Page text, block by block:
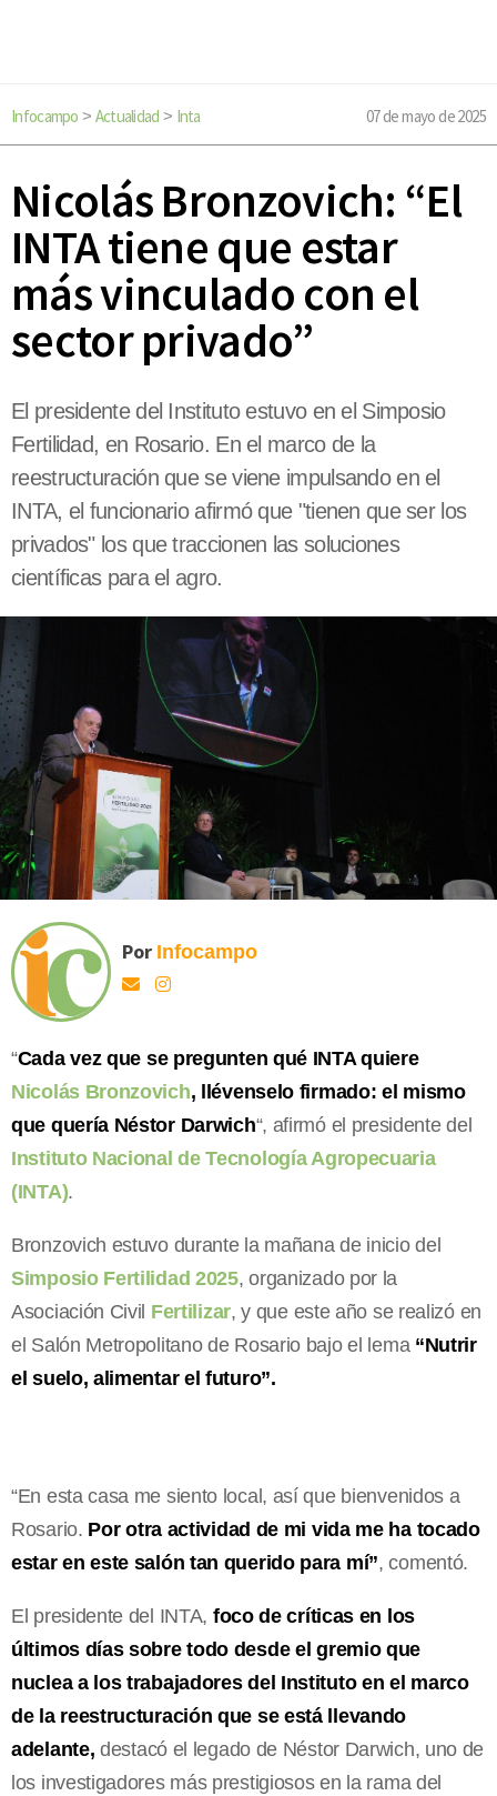
Infocampo > Actualidad > Inta 07 de mayo de 2025
Nicolás Bronzovich: “El
INTA tiene que estar
más vinculado con el
sector privado”
El presidente del Instituto estuvo en el Simposio
Fertilidad, en Rosario. En el marco de la
reestructuración que se viene impulsando en el
INTA, el funcionario afirmó que "tienen que ser los
privados" los que traccionen las soluciones
científicas para el agro.
Por Infocampo
“Cada vez que se pregunten qué INTA quiere
Nicolás Bronzovich, llévenselo firmado: el mismo
que quería Néstor Darwich“, afirmó el presidente del
Instituto Nacional de Tecnología Agropecuaria
(INTA).
Bronzovich estuvo durante la mañana de inicio del
Simposio Fertilidad 2025, organizado por la
Asociación Civil Fertilizar, y que este año se realizó en
el Salón Metropolitano de Rosario bajo el lema “Nutrir
el suelo, alimentar el futuro”.
“En esta casa me siento local, así que bienvenidos a
Rosario. Por otra actividad de mi vida me ha tocado
estar en este salón tan querido para mí”, comentó.
El presidente del INTA, foco de críticas en los
últimos días sobre todo desde el gremio que
nuclea a los trabajadores del Instituto en el marco
de la reestructuración que se está llevando
adelante, destacó el legado de Néstor Darwich, uno de
los investigadores más prestigiosos en la rama del